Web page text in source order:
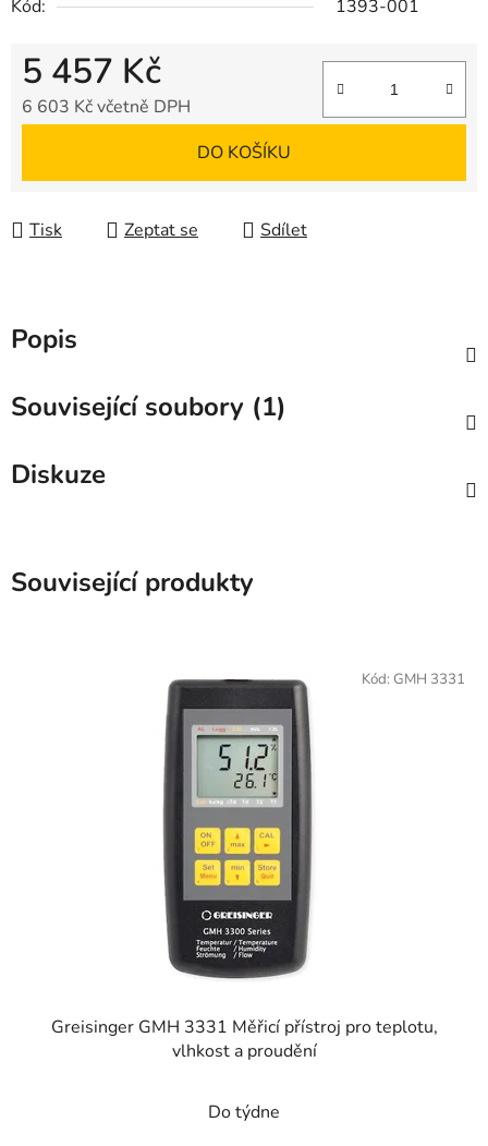
Kód:
1393-001
5 457 Kč
6 603 Kč včetně DPH
DO KOŠÍKU
Tisk Zeptat se Sdílet
Popis
Související soubory (1)
Diskuze
Související produkty
Greisinger GMH 3331 Měřicí přístroj pro teplotu,
vlhkost a proudění
Do týdne
Kód: GMH 3331